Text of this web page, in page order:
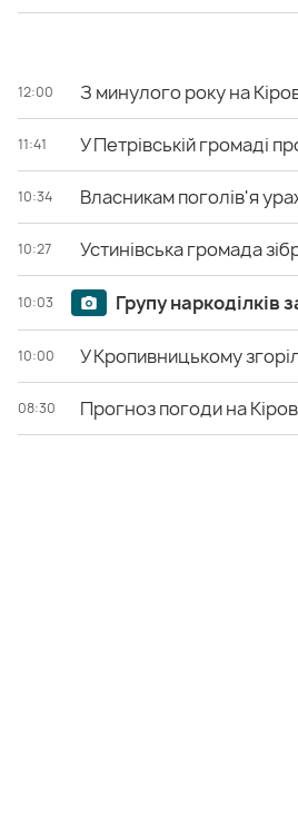
12:00 З минулого року на
11:41 У Петрівській громаді
10:34 Власникам поголів'я
10:27 Устинівська громада
10:03 Групу
10:00 У Кропивницькому
08:30 Прогноз погоди на